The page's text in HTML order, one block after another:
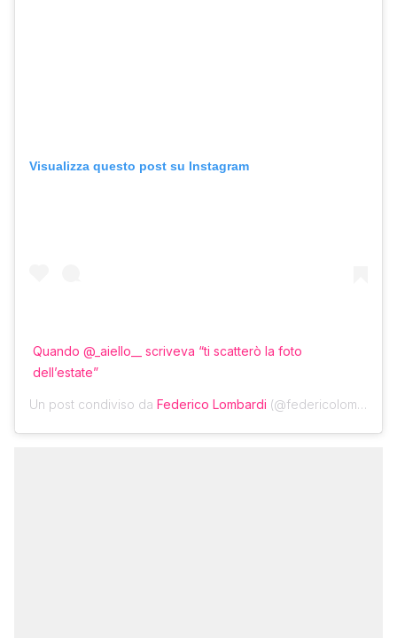
Visualizza questo post su Instagram
Quando @_aiello__ scriveva “ti scatterò la foto
dell’estate”
Un post condiviso da Federico Lombardi (@federicolomba) in data: